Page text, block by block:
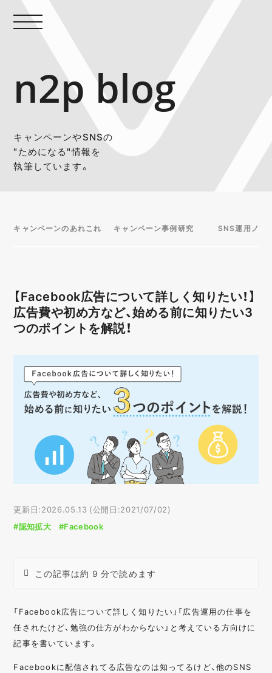
n2p blog
キャンペーンやSNSの
"ためになる"情報を
執筆しています。
キャンペーンのあれこれ キャンペーン事例研究 SNS運用ノウ
【Facebook広告について詳しく知りたい！】
広告費や初め方など、始める前に知りたい3
つのポイントを解説！
更新日:2026.05.13 (公開日:2021/07/02)
#認知拡大
#Facebook
この記事は約 9 分で読めます
「Facebook広告について詳しく知りたい」「広告運用の仕事を
任されたけど、勉強の仕方がわからない」と考えている方向けに
記事を書いています。
Facebookに配信されてる広告なのは知ってるけど、他のSNS